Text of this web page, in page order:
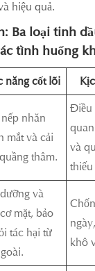
hiệu quả.
Ba loại tinh
tình huống
năng cốt lõi
nhăn
mắt và cải
thâm.
Điều
và
thiếu
và
mặt, bảo
tác hại từ
khô